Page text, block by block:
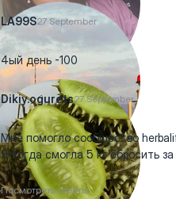
LA99S27 September
4ый день -100
Dikiy.ogurets27 September
Мне помогло сообщество
Я тогда смогла 5 кг сбросить
Посмотреть ответы